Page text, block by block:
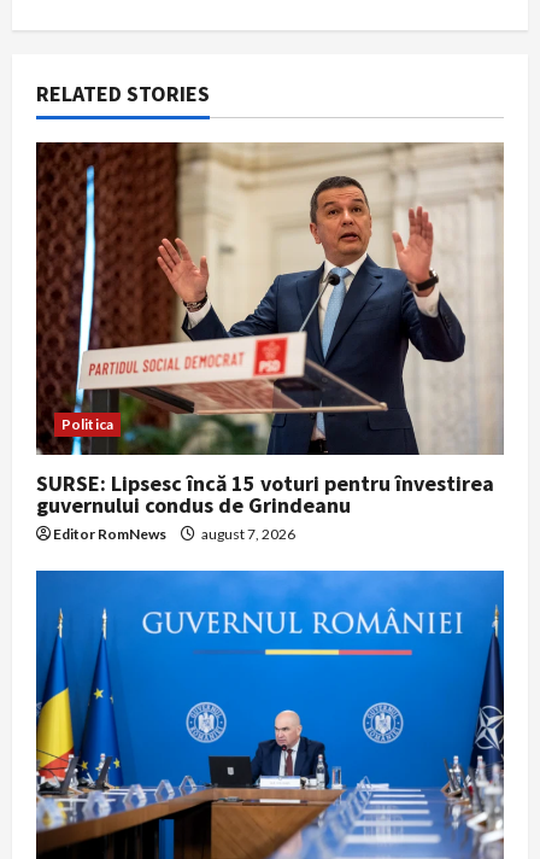
t
i
o
n
RELATED STORIES
Politica
SURSE: Lipsesc încă 15 voturi pentru învestirea
guvernului condus de Grindeanu
Editor RomNews august 7, 2026